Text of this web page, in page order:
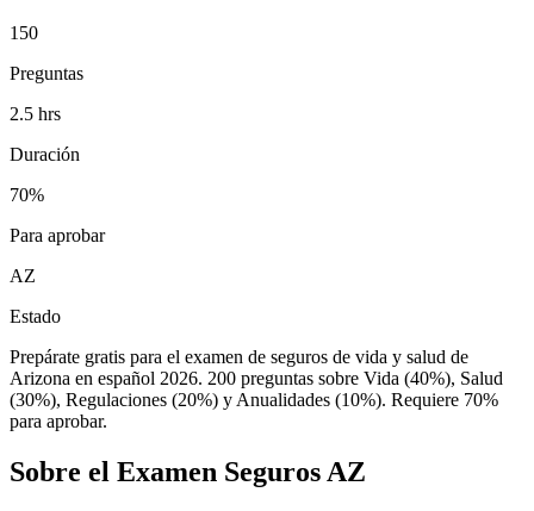
150
Preguntas
2.5 hrs
Duración
70%
Para aprobar
AZ
Estado
Prepárate gratis para el examen de seguros de vida y salud de
Arizona en español 2026. 200 preguntas sobre Vida (40%), Salud
(30%), Regulaciones (20%) y Anualidades (10%). Requiere 70%
para aprobar.
Sobre el Examen Seguros AZ